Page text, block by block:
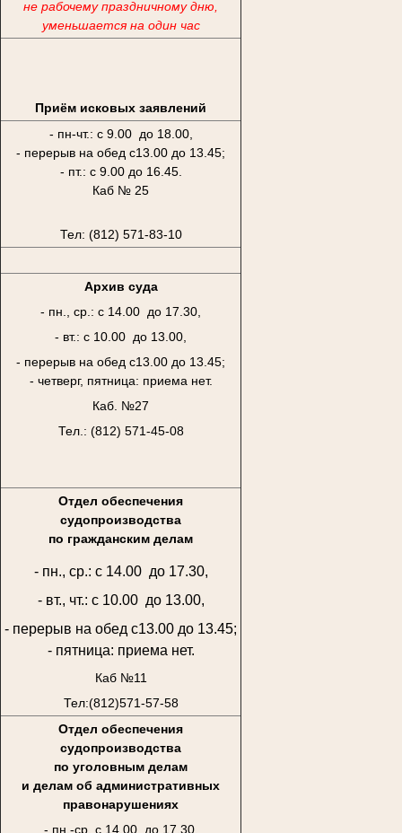
не рабочему праздничному дню,
уменьшается на один час
Приём исковых заявлений
- пн-чт.: с 9.00 до 18.00,
- перерыв на обед с13.00 до 13.45;
- пт.: с 9.00 до 16.45.
Каб № 25
Тел: (812) 571-83-10
Архив суда
- пн., ср.: с 14.00 до 17.30,
- вт.: с 10.00 до 13.00,
- перерыв на обед с13.00 до 13.45;
- четверг, пятница: приема нет.
Каб. №27
Тел.: (812) 571-45-08
Отдел обеспечения
судопроизводства
по гражданским делам
- пн., ср.: с 14.00 до 17.30,
- вт., чт.: с 10.00 до 13.00,
- перерыв на обед с13.00 до 13.45;
- пятница: приема нет.
Каб №11
Тел:(812)571-57-58
Отдел обеспечения
судопроизводства
по уголовным делам
и делам об административных
правонарушениях
- пн.-ср. с 14.00 до 17.30,